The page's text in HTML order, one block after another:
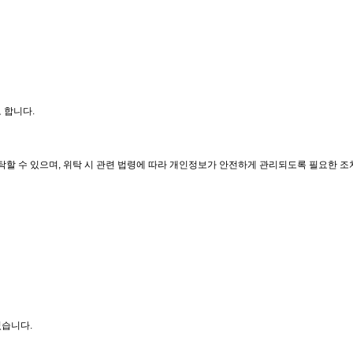
니다.
수 있으며, 위탁 시 관련 법령에 따라 개인정보가 안전하게 관리되도록 필요한 조
니다.